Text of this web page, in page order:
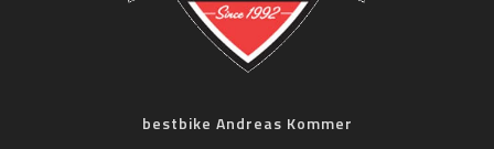
bestbike Andreas Kommer